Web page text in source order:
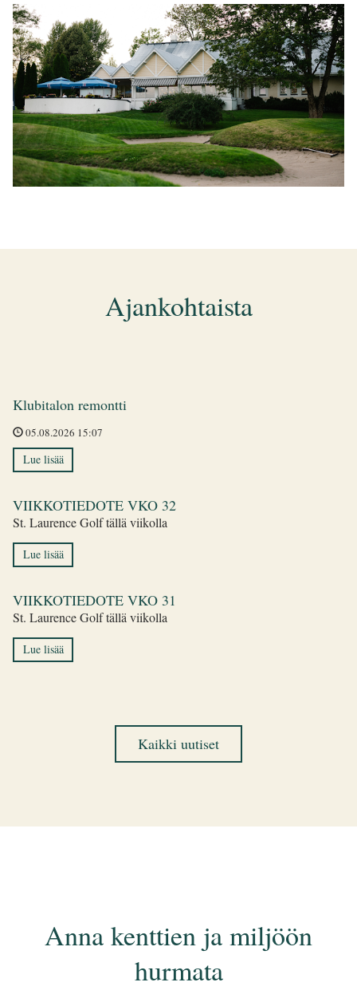
Ajankohtaista
Klubitalon remontti
05.08.2026 15:07
Lue lisää
VIIKKOTIEDOTE VKO 32
St. Laurence Golf tällä viikolla
Lue lisää
VIIKKOTIEDOTE VKO 31
St. Laurence Golf tällä viikolla
Lue lisää
Kaikki uutiset
Anna kenttien ja miljöön
hurmata